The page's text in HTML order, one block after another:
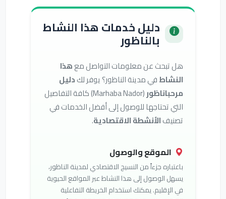
دليل خدمات هذا النشاط
بالناظور
هل تبحث عن معلومات التواصل معهذا
النشاطفي مدينة الناظور؟ يوفر لكدليل
مرحباناظور
(Marhaba Nador) كافة التفاصيل
التي تحتاجها للوصول إلى أفضل الخدمات في
تصنيفالأنشطة الاقتصادية.
الموقع والوصول
باعتباره جزءاً من النسيج الاقتصادي لمدينة الناظور،
يسهل الوصول إلى هذا النشاط عبر المواقع الحيوية
في الإقليم. يمكنك استخدام الخريطة التفاعلية